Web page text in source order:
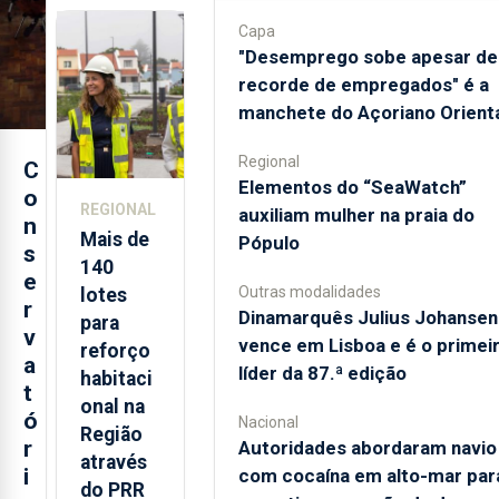
C
o
n
s
e
r
v
a
t
ó
r
i
aos
Açores
REGIONAL
Mais de
140
lotes
para
reforço
habitaci
onal na
Região
através
do PRR
Capa
"Desemprego sobe apesar de
recorde de empregados" é a
manchete do Açoriano
Regional
​Elementos do “SeaWatch”
auxiliam mulher na praia do
Pópulo
Outras modalidades
Dinamarquês Julius Johansen
vence em Lisboa e é o
líder da 87.ª edição
Nacional
Autoridades abordaram navio
com cocaína em alto-mar